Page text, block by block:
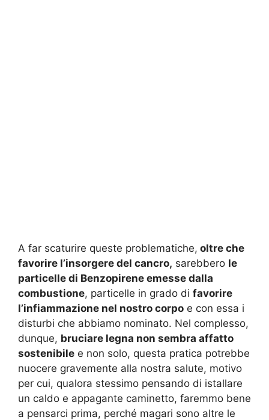
A far scaturire queste problematiche, oltre che
favorire l’insorgere del cancro, sarebbero le
particelle di Benzopirene emesse dalla
combustione, particelle in grado di favorire
l’infiammazione nel nostro corpo e con essa i
disturbi che abbiamo nominato. Nel complesso,
dunque, bruciare legna non sembra affatto
sostenibile e non solo, questa pratica potrebbe
nuocere gravemente alla nostra salute, motivo
per cui, qualora stessimo pensando di istallare
un caldo e appagante caminetto, faremmo bene
a pensarci prima, perché magari sono altre le